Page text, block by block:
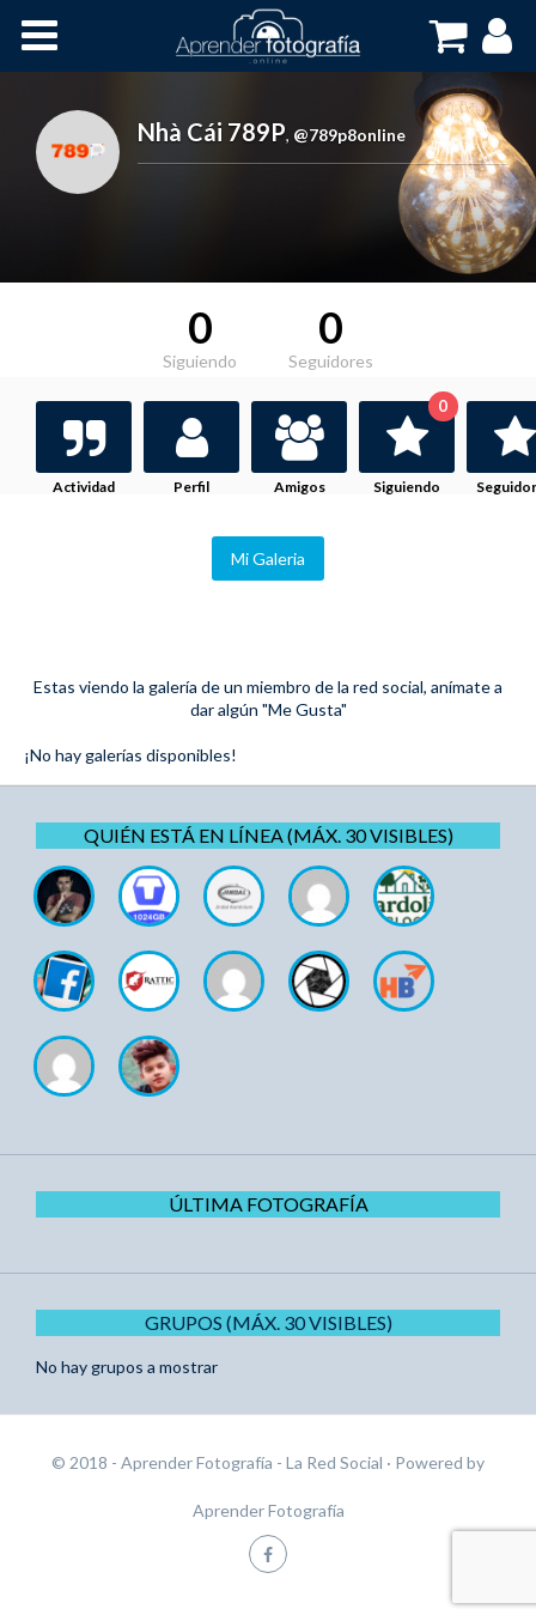
Cursos OnLine
Nhà Cái 789P, @789p8online
0
Siguiendo
0
Seguidores
Actividad Perfil Amigos Siguiendo
0
Mi Galeria
Estas viendo la galería de un miembro de la red social, anímate a
dar algún "Me Gusta"
¡No hay galerías disponibles!
QUIÉN ESTÁ EN LÍNEA (MÁX. 30 VISIBLES)
ÚLTIMA FOTOGRAFÍA
GRUPOS (MÁX. 30 VISIBLES)
No hay grupos a mostrar
© 2018 - Aprender Fotografía - La Red Social · Powered by
Aprender Fotografía